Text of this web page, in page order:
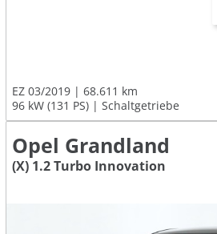
EZ 03/2019
68.611 km
96 kW (131 PS)
Schaltgetriebe
Opel Grandland
(X) 1.2 Turbo Innovation